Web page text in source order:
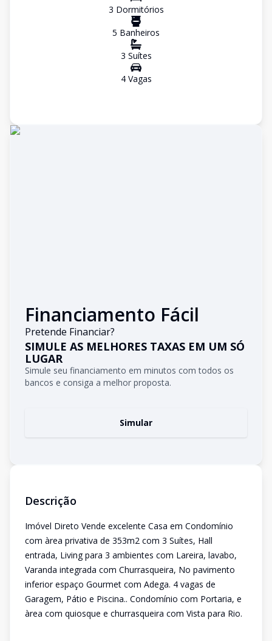
3 Dormitórios
5 Banheiros
3 Suítes
4Vagas
Financiamento Fácil
Pretende Financiar?
SIMULE AS MELHORES TAXAS EM UM SÓ
LUGAR
Simule seu financiamento em minutos com todos os
bancos e consiga a melhor proposta.
Simular
Descrição
Imóvel Direto Vende excelente Casa em Condomínio
com àrea privativa de 353m2 com 3 Suítes, Hall
entrada, Living para 3 ambientes com Lareira, lavabo,
Varanda integrada com Churrasqueira, No pavimento
inferior espaço Gourmet com Adega. 4 vagas de
Garagem, Pátio e Piscina.. Condomínio com Portaria, e
àrea com quiosque e churrasqueira com Vista para Rio.